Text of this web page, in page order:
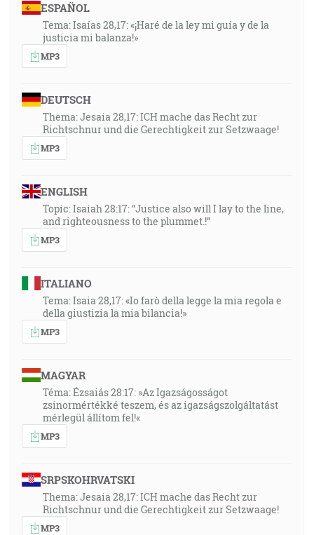
ESPAÑOL
Tema: Isaías 28,17: «¡Haré de la ley mi guía y de la
justicia mi balanza!»
MP3
DEUTSCH
Thema: Jesaia 28,17: ICH mache das Recht zur
Richtschnur und die Gerechtigkeit zur Setzwaage!
MP3
ENGLISH
Topic: Isaiah 28:17: “Justice also will I lay to the line,
and righteousness to the plummet.!”
MP3
ITALIANO
Tema: Isaia 28,17: «Io farò della legge la mia regola e
della giustizia la mia bilancia!»
MP3
MAGYAR
Téma: Ézsaiás 28:17: »Az Igazságosságot
zsinormértékké teszem, és az igazságszolgáltatást
mérlegül állítom fel!«
MP3
SRPSKOHRVATSKI
Thema: Jesaia 28,17: ICH mache das Recht zur
Richtschnur und die Gerechtigkeit zur Setzwaage!
MP3